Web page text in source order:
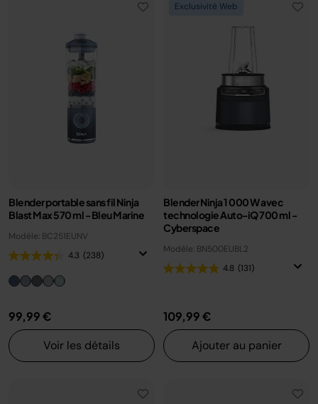
Blender portable sans fil Ninja
Blast Max 570 ml - Bleu Marine
Modèle: BC251EUNV
4.3 (238)
99,99 €
Voir les détails
Exclusivité Web
Blender Ninja 1 000 W avec
technologie Auto-iQ 700 ml -
Cyberspace
Modèle: BN500EUBL2
4.8 (131)
109,99 €
Ajouter au panier